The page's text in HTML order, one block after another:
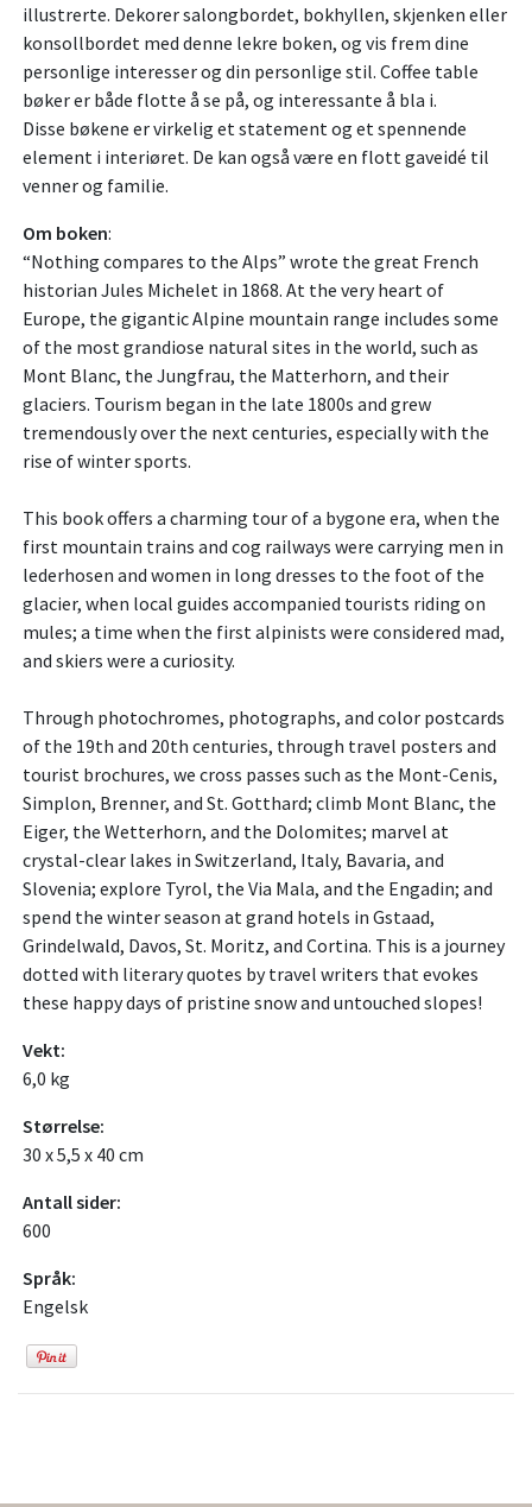
illustrerte. Dekorer salongbordet, bokhyllen, skjenken eller
konsollbordet med denne lekre boken, og vis frem dine
personlige interesser og din personlige stil. Coffee table
bøker er både flotte å se på, og interessante å bla i.
Disse bøkene er virkelig et statement og et spennende
element i interiøret. De kan også være en flott gaveidé til
venner og familie.
Om boken:
“Nothing compares to the Alps” wrote the great French
historian Jules Michelet in 1868. At the very heart of
Europe, the gigantic Alpine mountain range includes some
of the most grandiose natural sites in the world, such as
Mont Blanc, the Jungfrau, the Matterhorn, and their
glaciers. Tourism began in the late 1800s and grew
tremendously over the next centuries, especially with the
rise of winter sports.
This book offers a charming tour of a bygone era, when the
first mountain trains and cog railways were carrying men in
lederhosen and women in long dresses to the foot of the
glacier, when local guides accompanied tourists riding on
mules; a time when the first alpinists were considered mad,
and skiers were a curiosity.
Through photochromes, photographs, and color postcards
of the 19th and 20th centuries, through travel posters and
tourist brochures, we cross passes such as the Mont-Cenis,
Simplon, Brenner, and St. Gotthard; climb Mont Blanc, the
Eiger, the Wetterhorn, and the Dolomites; marvel at
crystal-clear lakes in Switzerland, Italy, Bavaria, and
Slovenia; explore Tyrol, the Via Mala, and the Engadin; and
spend the winter season at grand hotels in Gstaad,
Grindelwald, Davos, St. Moritz, and Cortina. This is a journey
dotted with literary quotes by travel writers that evokes
these happy days of pristine snow and untouched slopes!
Vekt:
6,0 kg
Størrelse:
30 x 5,5 x 40 cm
Antall sider:
600
Språk:
Engelsk